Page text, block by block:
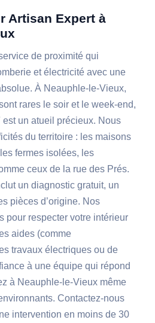
Artisan Expert à
de proximité qui
et électricité avec une
À Neauphle-le-Vieux,
rares le soir et le week-end,
un atueil précieux. Nous
du territoire : les maisons
fermes isolées, les
ceux de la rue des Prés.
un diagnostic gratuit, un
pièces d’origine. Nos
pour respecter votre intérieur
aides (comme
travaux électriques ou de
à une équipe qui répond
à Neauphle-le-Vieux même
Contactez-nous
intervention en moins de 30